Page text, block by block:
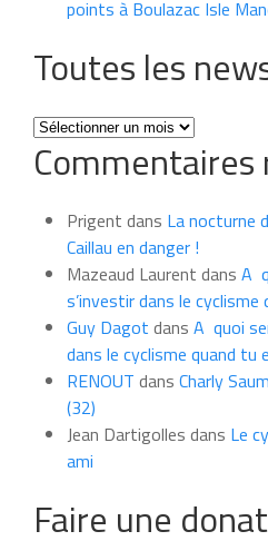
points à Boulazac Isle
Toutes les
Toutes
les
news
mois
Commentaires
Prigent dans La nocturne
Caillau en danger !
Mazeaud Laurent dans A
s’investir dans le
Guy Dagot dans A quoi
dans le cyclisme quand tu
RENOUT dans Charly
(32)
Jean Dartigolles dans Le
ami
Faire une